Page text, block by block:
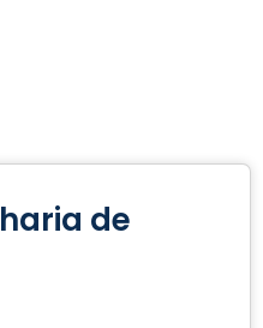
de